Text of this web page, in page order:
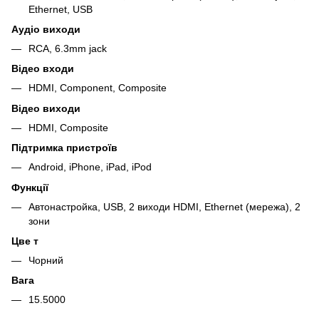
Ethernet, USB
Аудіо виходи
RCA, 6.3mm jack
Відео входи
HDMI, Component, Composite
Відео виходи
HDMI, Composite
Підтримка пристроїв
Android, iPhone, iPad, iPod
Функції
Автонастройка, USB, 2 виходи HDMI, Ethernet (мережа), 2
зони
Цве т
Чорний
Вага
15.5000